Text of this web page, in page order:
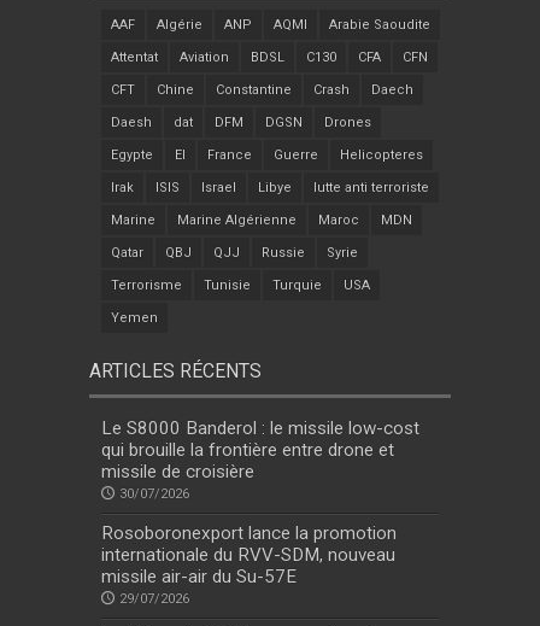
AAF Algérie ANP AQMI Arabie Saoudite
Attentat Aviation BDSL C130 CFA CFN
CFT Chine Constantine Crash Daech
Daesh dat DFM DGSN Drones
Egypte EI France Guerre Helicopteres
Irak ISIS Israel Libye lutte anti terroriste
Marine Marine Algérienne Maroc MDN
Qatar QBJ QJJ Russie Syrie
Terrorisme Tunisie Turquie USA
Yemen
ARTICLES RÉCENTS
Le S8000 Banderol : le missile low-cost
qui brouille la frontière entre drone et
missile de croisière
30/07/2026
Rosoboronexport lance la promotion
internationale du RVV-SDM, nouveau
missile air-air du Su-57E
29/07/2026